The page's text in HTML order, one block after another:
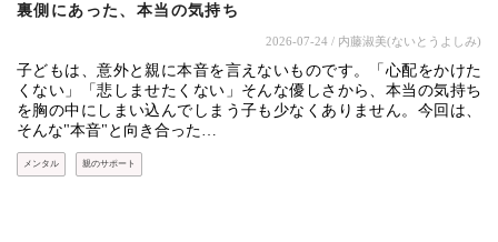
裏側にあった、本当の気持ち
2026-07-24 / 内藤淑美(ないとうよしみ)
子どもは、意外と親に本音を言えないものです。「心配をかけた
くない」「悲しませたくない」そんな優しさから、本当の気持ち
を胸の中にしまい込んでしまう子も少なくありません。今回は、
そんな"本音"と向き合った…
メンタル 親のサポート